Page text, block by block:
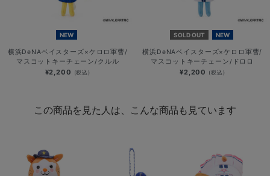
NEW
横浜DeNAベイスターズ×ケロロ軍曹/
マスコットキーチェーン/クルル
¥2,200 (税込)
SOLD OUT NEW
横浜DeNAベイスターズ×ケロロ軍曹/
マスコットキーチェーン/ドロロ
¥2,200 (税込)
この商品を見た人は、こんな商品も見ています